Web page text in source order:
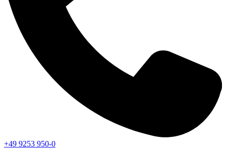
+49 9253 950-0